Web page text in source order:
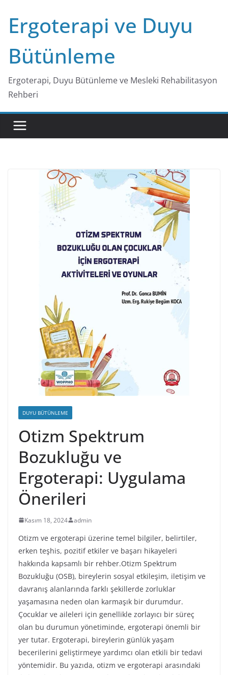
content
Ergoterapi ve Duyu
Bütünleme
Ergoterapi, Duyu Bütünleme ve Mesleki Rehabilitasyon
Rehberi
DUYU BÜTÜNLEME
Otizm Spektrum
Bozukluğu ve
Ergoterapi: Uygulama
Önerileri
Kasım 18, 2024 admin
Otizm ve ergoterapi üzerine temel bilgiler, belirtiler,
erken teşhis, pozitif etkiler ve başarı hikayeleri
hakkında kapsamlı bir rehber.Otizm Spektrum
Bozukluğu (OSB), bireylerin sosyal etkileşim, iletişim ve
davranış alanlarında farklı şekillerde zorluklar
yaşamasına neden olan karmaşık bir durumdur.
Çocuklar ve aileleri için genellikle zorlayıcı bir süreç
olan bu durumun yönetiminde, ergoterapi önemli bir
yer tutar. Ergoterapi, bireylerin günlük yaşam
becerilerini geliştirmeye yardımcı olan etkili bir tedavi
yöntemidir. Bu yazıda, otizm ve ergoterapi arasındaki